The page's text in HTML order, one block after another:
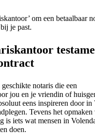
om een betaalbaar
je past.
notaris die een
jou en je vriendin of
eens inspireren door in
Tevens het opmaken
is iets wat mensen in
doen.